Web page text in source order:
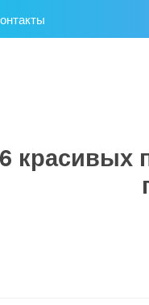
красивых